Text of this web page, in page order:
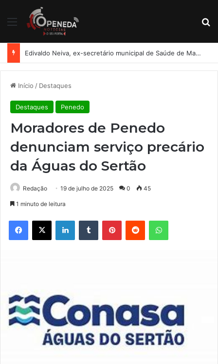
Menu
Edivaldo Neiva, ex-secretário municipal de Saúde de Maceió, está com Guilherme Lopes
Início / Destaques
Destaques Penedo
Moradores de Penedo
denunciam serviço precário
da Águas do Sertão
Redação 19 de julho de 2025 0 45
1 minuto de leitura
Facebook
X LinkedinTumblr PinterestReddit WhatsApp